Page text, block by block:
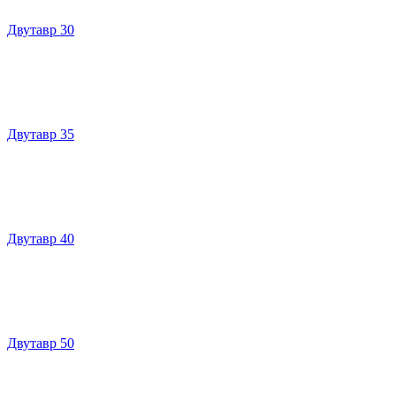
Двутавр 30
Двутавр 35
Двутавр 40
Двутавр 50